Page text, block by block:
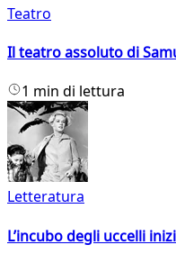
Teatro
Il teatro assoluto di
1 min di lettura
Letteratura
L’incubo degli uccelli